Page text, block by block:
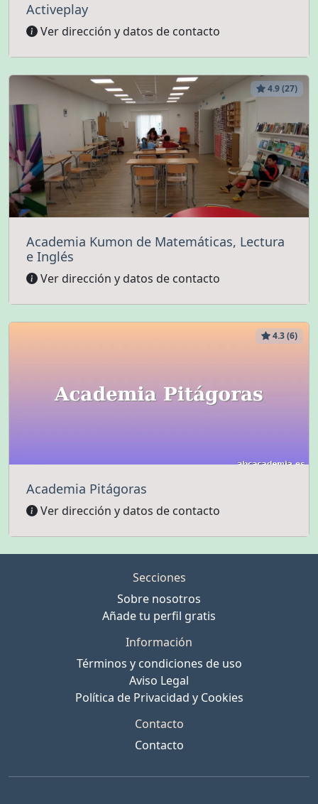
Activeplay
Ver dirección y datos de contacto
4.9 (27)
Academia Kumon de Matemáticas, Lectura
e Inglés
Ver dirección y datos de contacto
4.3 (6)
Academia Pitágoras
Ver dirección y datos de contacto
Secciones
Sobre nosotros
Añade tu perfil gratis
Información
Términos y condiciones de uso
Aviso Legal
Política de Privacidad y Cookies
Contacto
Contacto